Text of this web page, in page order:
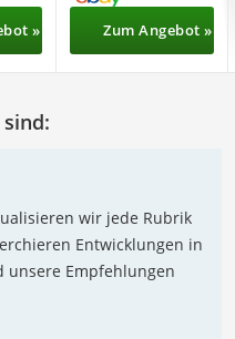
» Zum Angebot »
wir jede Rubrik
Entwicklungen in
unsere Empfehlungen